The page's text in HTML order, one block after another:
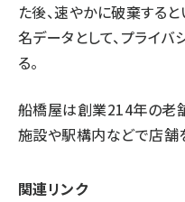
た後、速やかに破棄する
名データとして、プライ
る。
船橋屋は創業214年の老
施設や駅構内などで店舗
関連リンク